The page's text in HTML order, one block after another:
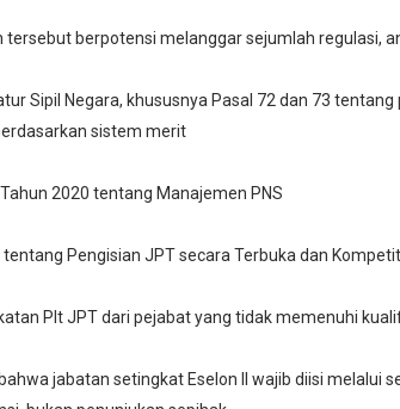
tersebut berpotensi melanggar sejumlah regulasi,
Sipil Negara, khususnya Pasal 72 dan 73
sistem merit
2020 tentang Manajemen PNS
tentang Pengisian JPT secara Terbuka dan
Plt JPT dari pejabat yang tidak memenuhi
jabatan setingkat Eselon II wajib diisi melalui